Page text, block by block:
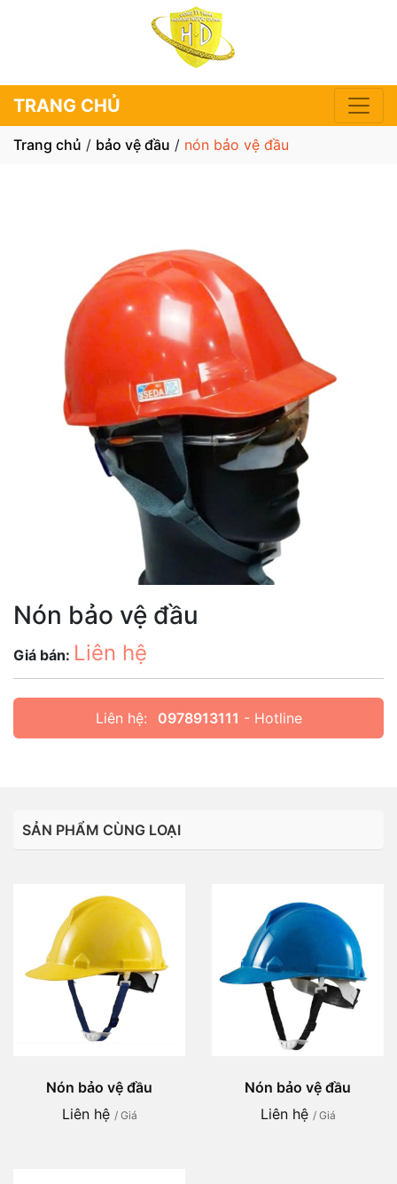
TRANG CHỦ
Trang chủ / bảo vệ đầu / nón bảo vệ đầu
Nón bảo vệ đầu
Giá bán: Liên hệ
Liên hệ: 0978913111 - Hotline
SẢN PHẨM CÙNG LOẠI
Nón bảo vệ đầu
Liên hệ / Giá
Nón bảo vệ đầu
Liên hệ / Giá